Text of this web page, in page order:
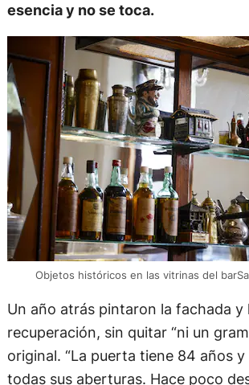
esencia y no se toca.
Objetos históricos en las vitrinas del
Un año atrás pintaron la fachada y
recuperación, sin quitar “ni un
original. “La puerta tiene 84 años
todas sus aberturas. Hace poco